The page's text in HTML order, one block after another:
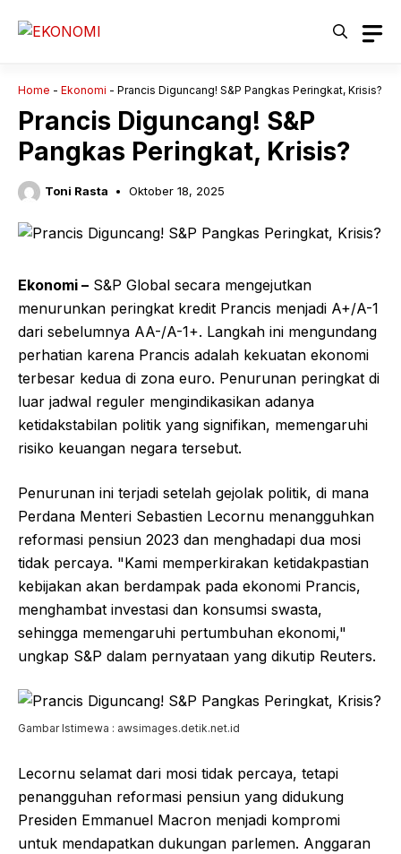
Home - Ekonomi - Prancis Diguncang! S&P Pangkas Peringkat, Krisis?
Prancis Diguncang! S&P
Pangkas Peringkat, Krisis?
Toni Rasta Oktober 18, 2025
Ekonomi – S&P Global secara mengejutkan
menurunkan peringkat kredit Prancis menjadi A+/A-1
dari sebelumnya AA-/A-1+. Langkah ini mengundang
perhatian karena Prancis adalah kekuatan ekonomi
terbesar kedua di zona euro. Penurunan peringkat di
luar jadwal reguler mengindikasikan adanya
ketidakstabilan politik yang signifikan, memengaruhi
risiko keuangan negara tersebut.
Penurunan ini terjadi setelah gejolak politik, di mana
Perdana Menteri Sebastien Lecornu menangguhkan
reformasi pensiun 2023 dan menghadapi dua mosi
tidak percaya. "Kami memperkirakan ketidakpastian
kebijakan akan berdampak pada ekonomi Prancis,
menghambat investasi dan konsumsi swasta,
sehingga memengaruhi pertumbuhan ekonomi,"
ungkap S&P dalam pernyataan yang dikutip Reuters.
Gambar Istimewa : awsimages.detik.net.id
Lecornu selamat dari mosi tidak percaya, tetapi
penangguhan reformasi pensiun yang didukung
Presiden Emmanuel Macron menjadi kompromi
untuk mendapatkan dukungan parlemen. Anggaran